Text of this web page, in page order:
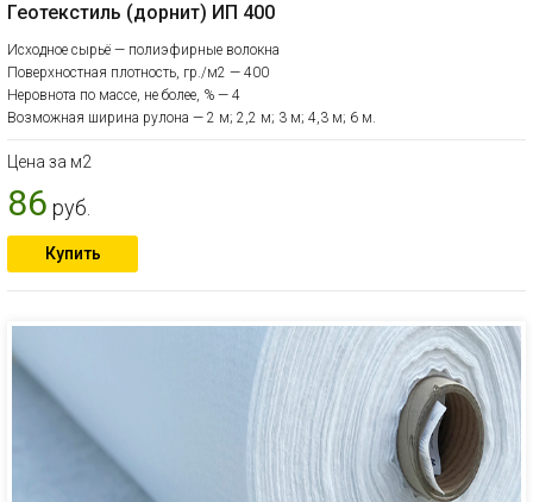
Геотекстиль (дорнит) ИП 400
Исходное сырьё — полиэфирные волокна
Поверхностная плотность, гр./м2 — 400
Неровнота по массе, не более, % — 4
Возможная ширина рулона — 2 м; 2,2 м; 3 м; 4,3 м; 6 м.
Цена за м2
86 руб.
Купить